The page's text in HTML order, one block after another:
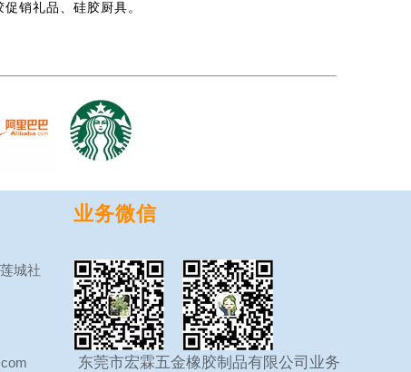
销礼品、硅胶厨具。
城社
业务微信
东莞市宏霖五金橡胶制品有限公司 业务